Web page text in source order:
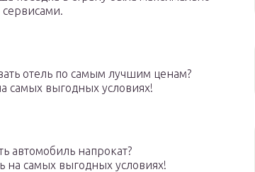
отель по самым лучшим ценам?
самых выгодных условиях!
автомобиль напрокат?
самых выгодных условиях!